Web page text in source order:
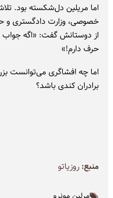
اما مریلین دل‌شکسته بود.
خصوصی، وزارت دادگستری و
از دوستانش گفت: «اگه
حرف دارم!»
اما چه افشاگری می‌توانست
برادران کندی باشد؟
منبع:روزیاتو